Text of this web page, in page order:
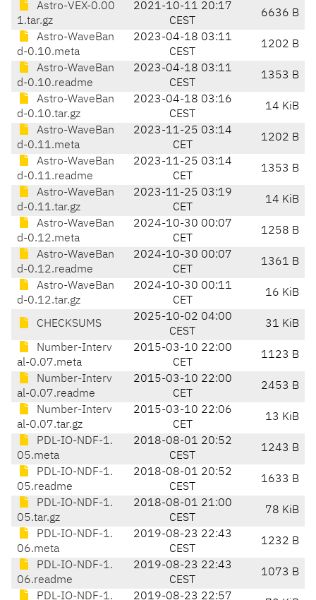
Astro-VEX-0.00
1.tar.gz
2021-10-11 20:17
CEST
6636 B
Astro-WaveBan
d-0.10.meta
2023-04-18 03:11
CEST
1202 B
Astro-WaveBan
d-0.10.readme
2023-04-18 03:11
CEST
1353 B
Astro-WaveBan
d-0.10.tar.gz
2023-04-18 03:16
CEST
14 KiB
Astro-WaveBan
d-0.11.meta
2023-11-25 03:14
CET
1202 B
Astro-WaveBan
d-0.11.readme
2023-11-25 03:14
CET
1353 B
Astro-WaveBan
d-0.11.tar.gz
2023-11-25 03:19
CET
14 KiB
Astro-WaveBan
d-0.12.meta
2024-10-30 00:07
CET
1258 B
Astro-WaveBan
d-0.12.readme
2024-10-30 00:07
CET
1361 B
Astro-WaveBan
d-0.12.tar.gz
2024-10-30 00:11
CET
16 KiB
CHECKSUMS
2025-10-02 04:00
CEST
31 KiB
Number-Interv
al-0.07.meta
2015-03-10 22:00
CET
1123 B
Number-Interv
al-0.07.readme
2015-03-10 22:00
CET
2453 B
Number-Interv
al-0.07.tar.gz
2015-03-10 22:06
CET
13 KiB
PDL-IO-NDF-1.
05.meta
2018-08-01 20:52
CEST
1243 B
PDL-IO-NDF-1.
05.readme
2018-08-01 20:52
CEST
1633 B
PDL-IO-NDF-1.
05.tar.gz
2018-08-01 21:00
CEST
78 KiB
PDL-IO-NDF-1.
06.meta
2019-08-23 22:43
CEST
1232 B
PDL-IO-NDF-1.
06.readme
2019-08-23 22:43
CEST
1073 B
PDL-IO-NDF-1. 2019-08-23 22:57